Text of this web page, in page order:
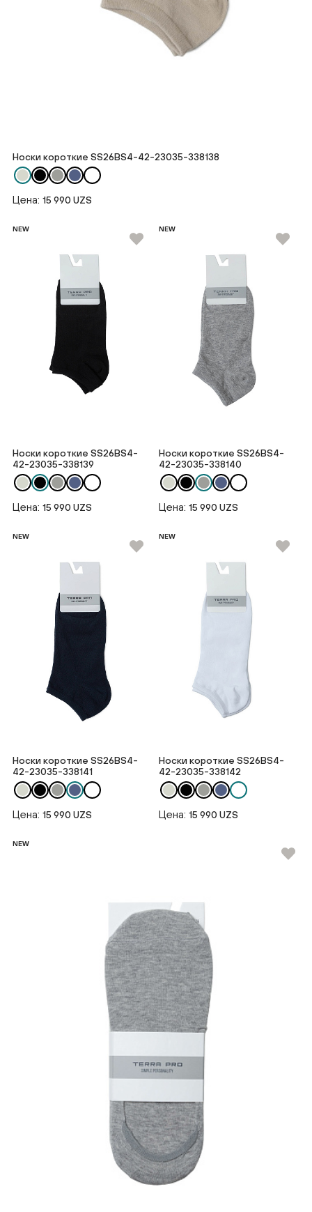
Носки короткие SS26BS4-42-23035-338138
Цена: 15 990 UZS
NEW
Носки короткие SS26BS4-
42-23035-338139
Цена: 15 990 UZS
NEW
Носки короткие SS26BS4-
42-23035-338140
Цена: 15 990 UZS
NEW
Носки короткие SS26BS4-
42-23035-338141
Цена: 15 990 UZS
NEW
Носки короткие SS26BS4-
42-23035-338142
Цена: 15 990 UZS
NEW